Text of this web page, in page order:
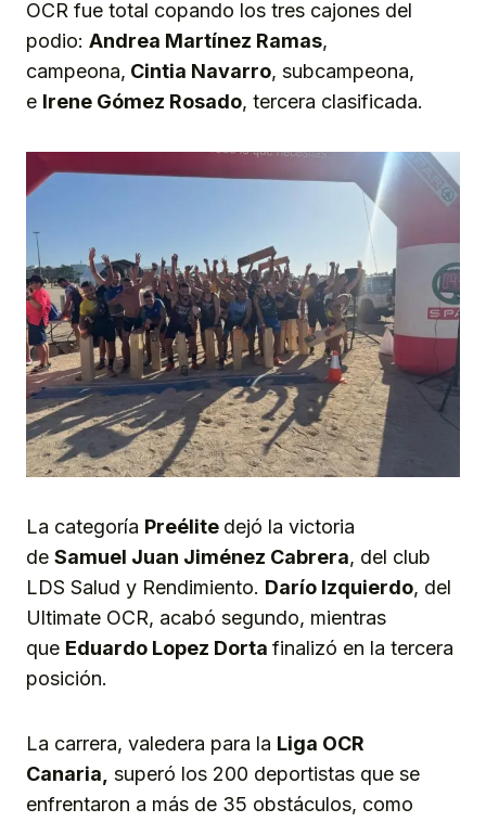
OCR fue total copando los tres cajones del
podio: Andrea Martínez Ramas,
campeona, Cintia Navarro, subcampeona,
e Irene Gómez Rosado, tercera clasificada.
La categoría Preélite dejó la victoria
de Samuel Juan Jiménez Cabrera, del club
LDS Salud y Rendimiento. Darío Izquierdo, del
Ultimate OCR, acabó segundo, mientras
que Eduardo Lopez Dorta finalizó en la tercera
posición.
La carrera, valedera para la Liga OCR
Canaria, superó los 200 deportistas que se
enfrentaron a más de 35 obstáculos, como